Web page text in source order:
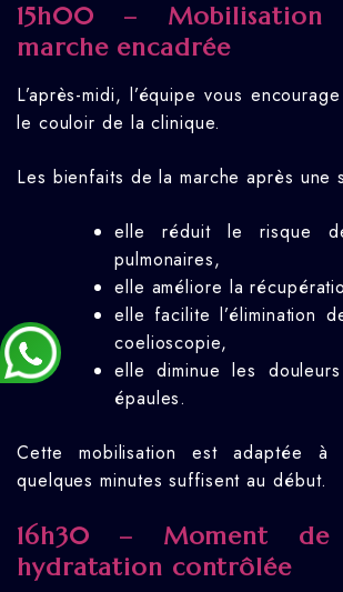
15h00 –
marche encadrée
L’après-midi, l’équipe vous
le couloir de la clinique.
Les bienfaits de la marche après une
elle réduit le risque de
pulmonaires,
elle améliore la
elle facilite l’élimination
coelioscopie,
elle diminue les
épaules.
Cette mobilisation est adaptée à
quelques minutes suffisent au début.
16h30 – Moment
hydratation contrôlée